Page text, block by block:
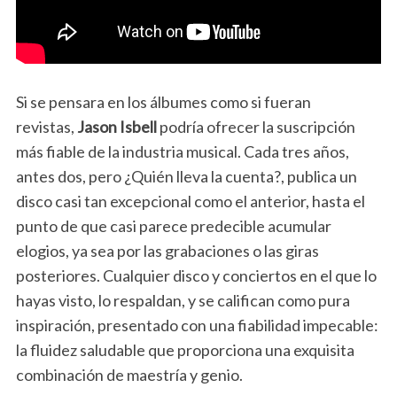
Si se pensara en los álbumes como si fueran
revistas, Jason Isbellpodría ofrecer la suscripción
más fiable de la industria musical. Cada tres años,
antes dos, pero ¿Quién lleva la cuenta?, publica un
disco casi tan excepcional como el anterior, hasta el
punto de que casi parece predecible acumular
elogios, ya sea por las grabaciones o las giras
posteriores. Cualquier disco y conciertos en el que lo
hayas visto, lo respaldan, y se califican como pura
inspiración, presentado con una fiabilidad impecable:
la fluidez saludable que proporciona una exquisita
combinación de maestría y genio.